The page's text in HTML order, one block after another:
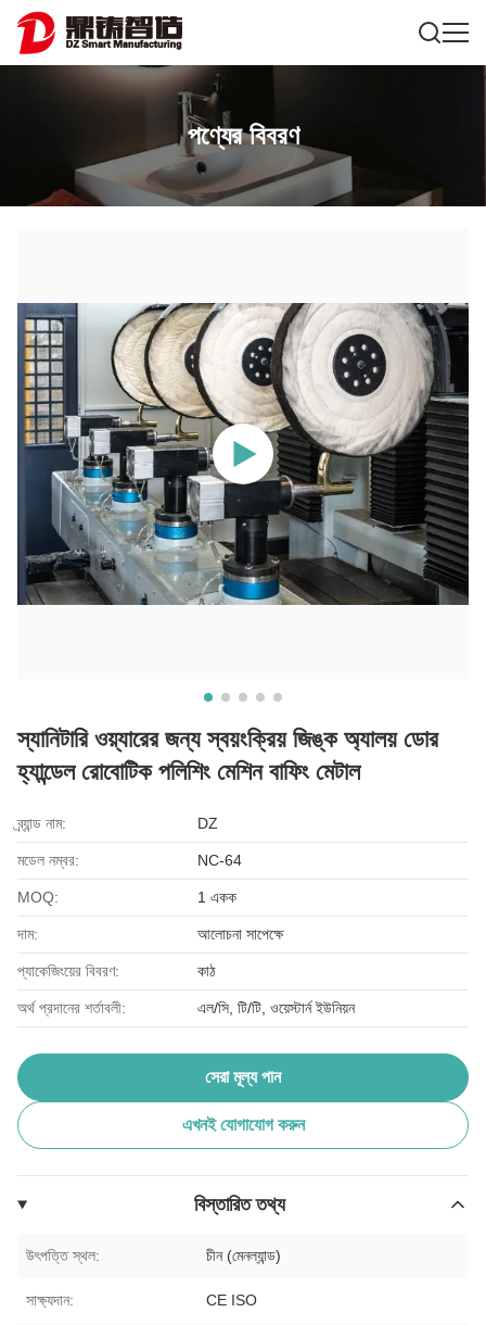
পণ্যের বিবরণ
স্যানিটারি ওয়্যারের জন্য স্বয়ংক্রিয় জিঙ্ক অ্যালয় ডোর
হ্যান্ডেল রোবোটিক পলিশিং মেশিন বাফিং মেটাল
ব্র্যান্ড নাম: DZ
মডেল নম্বর: NC-64
MOQ: 1 একক
দাম: আলোচনা সাপেক্ষে
প্যাকেজিংয়ের বিবরণ: কাঠ
অর্থ প্রদানের শর্তাবলী: এল/সি, টি/টি, ওয়েস্টার্ন ইউনিয়ন
সেরা মূল্য পান
এখনই যোগাযোগ করুন
বিস্তারিত তথ্য
উৎপত্তি স্থল: চীন (মেনল্যান্ড)
সাক্ষ্যদান: CE ISO